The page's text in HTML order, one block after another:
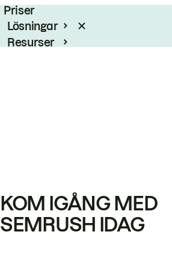
Priser
Lösningar
Resurser
KOM IGÅNG MED
SEMRUSH IDAG